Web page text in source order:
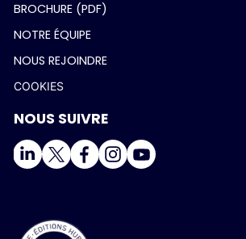
BROCHURE (PDF)
NOTRE ÉQUIPE
NOUS REJOINDRE
COOKIES
NOUS SUIVRE